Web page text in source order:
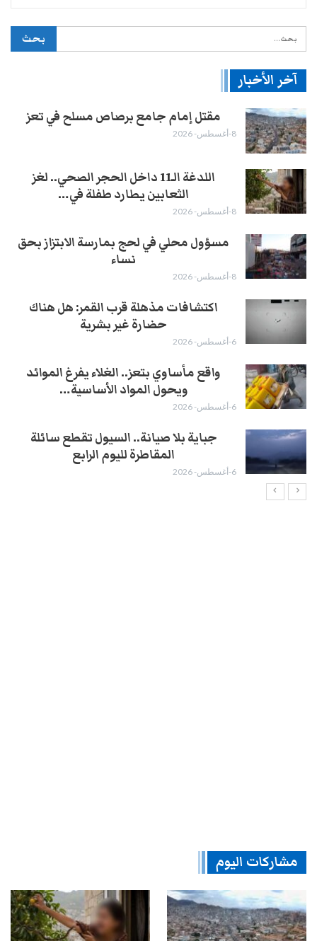
آخر الأخبار
مقتل إمام جامع برصاص مسلح في تعز
8-أغسطس- 2026
اللدغة الـ11 داخل الحجر الصحي.. لغز
الثعابين يطارد طفلة في…
8-أغسطس- 2026
مسؤول محلي في لحج بمارسة الابتزاز بحق
نساء
8-أغسطس- 2026
اكتشافات مذهلة قرب القمر: هل هناك
حضارة غير بشرية
6-أغسطس- 2026
واقع مأساوي بتعز.. الغلاء يفرغ الموائد
ويحول المواد الأساسية…
6-أغسطس- 2026
جباية بلا صيانة.. السيول تقطع سائلة
المقاطرة لليوم الرابع
6-أغسطس- 2026
مشاركات اليوم